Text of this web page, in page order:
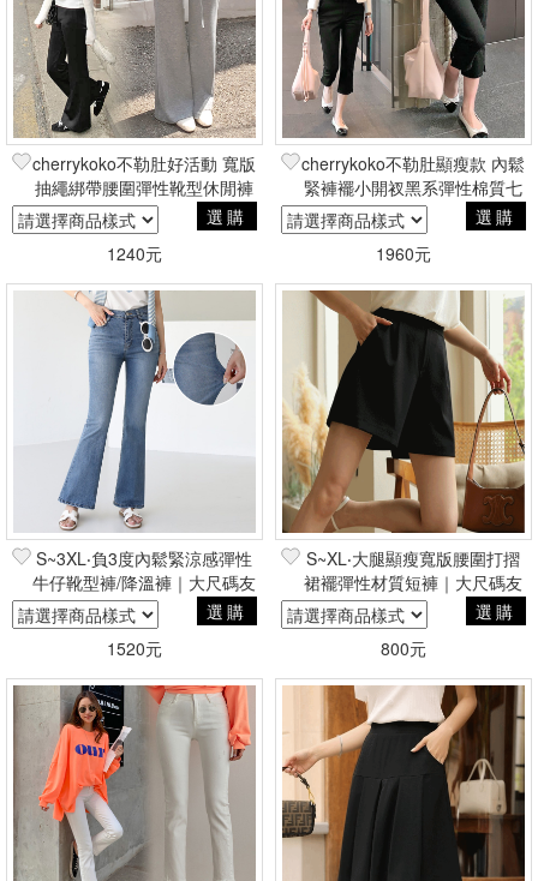
cherrykoko不勒肚好活動 寬版
抽繩綁帶腰圍彈性靴型休閒褲
選購
1240元
cherrykoko不勒肚顯瘦款 內鬆
緊褲襬小開衩黑系彈性棉質七
分褲
選購
1960元
S~3XL‧負3度內鬆緊涼感彈性
牛仔靴型褲/降溫褲｜大尺碼友
善
選購
1520元
S~XL‧大腿顯瘦寬版腰圍打摺
裙襬彈性材質短褲｜大尺碼友
善
選購
800元